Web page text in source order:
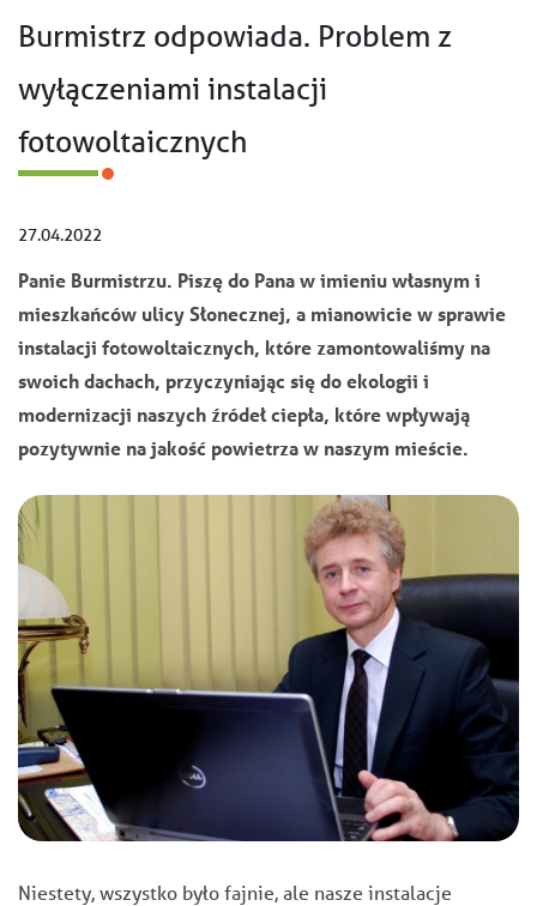
Burmistrz odpowiada. Problem z
wyłączeniami instalacji
fotowoltaicznych
27.04.2022
Panie Burmistrzu. Piszę do Pana w imieniu własnym i
mieszkańców ulicy Słonecznej, a mianowicie w sprawie
instalacji fotowoltaicznych, które zamontowaliśmy na
swoich dachach, przyczyniając się do ekologii i
modernizacji naszych źródeł ciepła, które wpływają
pozytywnie na jakość powietrza w naszym mieście.
Niestety, wszystko było fajnie, ale nasze instalacje